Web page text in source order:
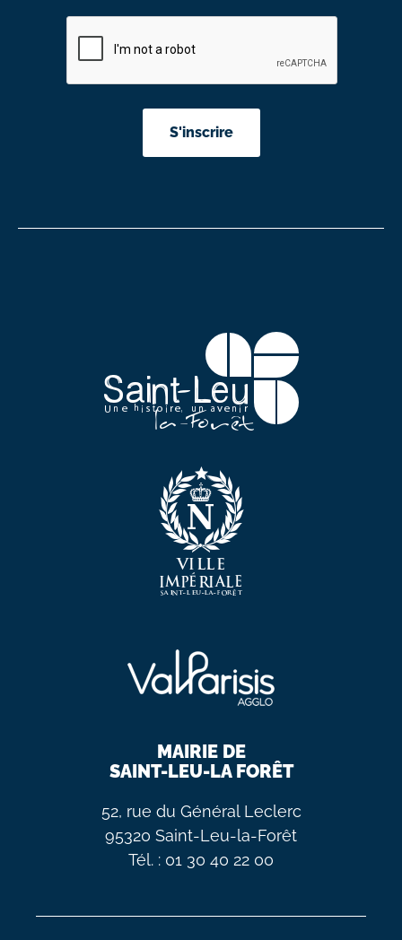
MAIRIE DE
SAINT-LEU-LA FORÊT
52, rue du Général Leclerc
95320 Saint-Leu-la-Forêt
Tél. : 01 30 40 22 00